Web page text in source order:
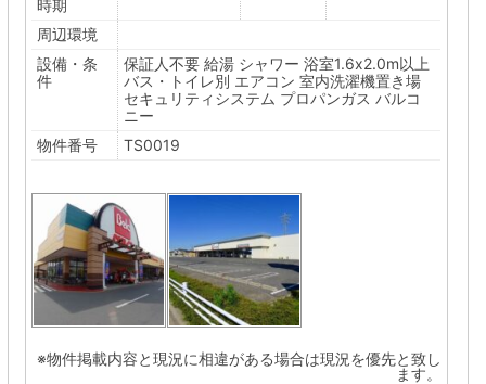
時期
周辺環境
設備・条
件
保証人不要 給湯 シャワー 浴室1.6x2.0m以上
バス・トイレ別 エアコン 室内洗濯機置き場
セキュリティシステム プロパンガス バルコ
ニー
物件番号
TS0019
※物件掲載内容と現況に相違がある場合は現況を優先と致し
ます。